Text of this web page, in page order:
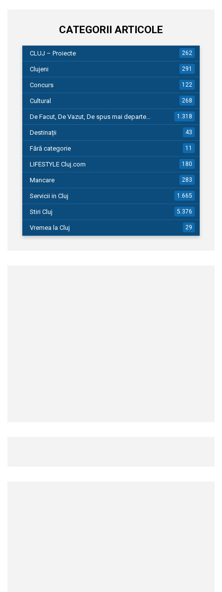
CATEGORII ARTICOLE
CLUJ – Proiecte 262
Clujeni 291
Concurs 122
Cultural 268
De Facut, De Vazut, De spus mai departe… 1.318
Destinații 43
Fără categorie 11
LIFESTYLE Cluj.com 180
Mancare 283
Servicii in Cluj 1.665
Stiri Cluj 5.376
Vremea la Cluj 29